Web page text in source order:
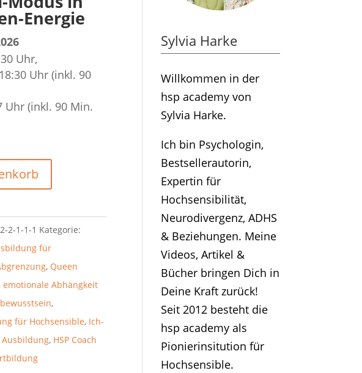
Energie
Uhr,
Uhr (inkl. 90
Uhr (inkl. 90 Min.
2-1-1-1 Kategorie:
für
, Queen
emotionale Abhängkeit
,
für Hochsensible, Ich-
Ausbildung, HSP Coach
Sylvia Harke
Willkommen in der
hsp academy von
Sylvia Harke.
Ich bin Psychologin,
Bestsellerautorin,
Expertin für
Hochsensibilität,
Neurodivergenz, ADHS
& Beziehungen. Meine
Videos, Artikel &
Bücher bringen Dich in
Deine Kraft zurück!
Seit 2012 besteht die
hsp academy als
Pionierinsitution für
Hochsensible.